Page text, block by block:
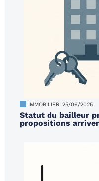
IMMOBILIER 25/06/2025
Statut du bailleur
propositions